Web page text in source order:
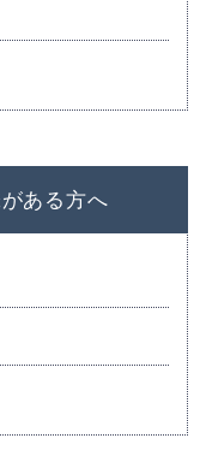
ある方へ